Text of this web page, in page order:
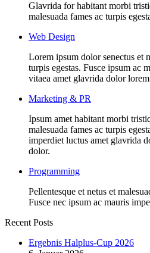
Glavrida for habitant morbi
malesuada fames ac turpis
Web Design
Lorem ipsum dolor senectus et
turpis egestas. Fusce ipsum ac
vitaea amet glavrida dolor
Marketing & PR
Ipsum amet habitant morbi
malesuada fames ac turpis
imperdiet luctus amet glavrida
dolor.
Programming
Pellentesque et netus et
Fusce nec ipsum ac mauris
Recent Posts
Ergebnis Halplus-Cup 2026